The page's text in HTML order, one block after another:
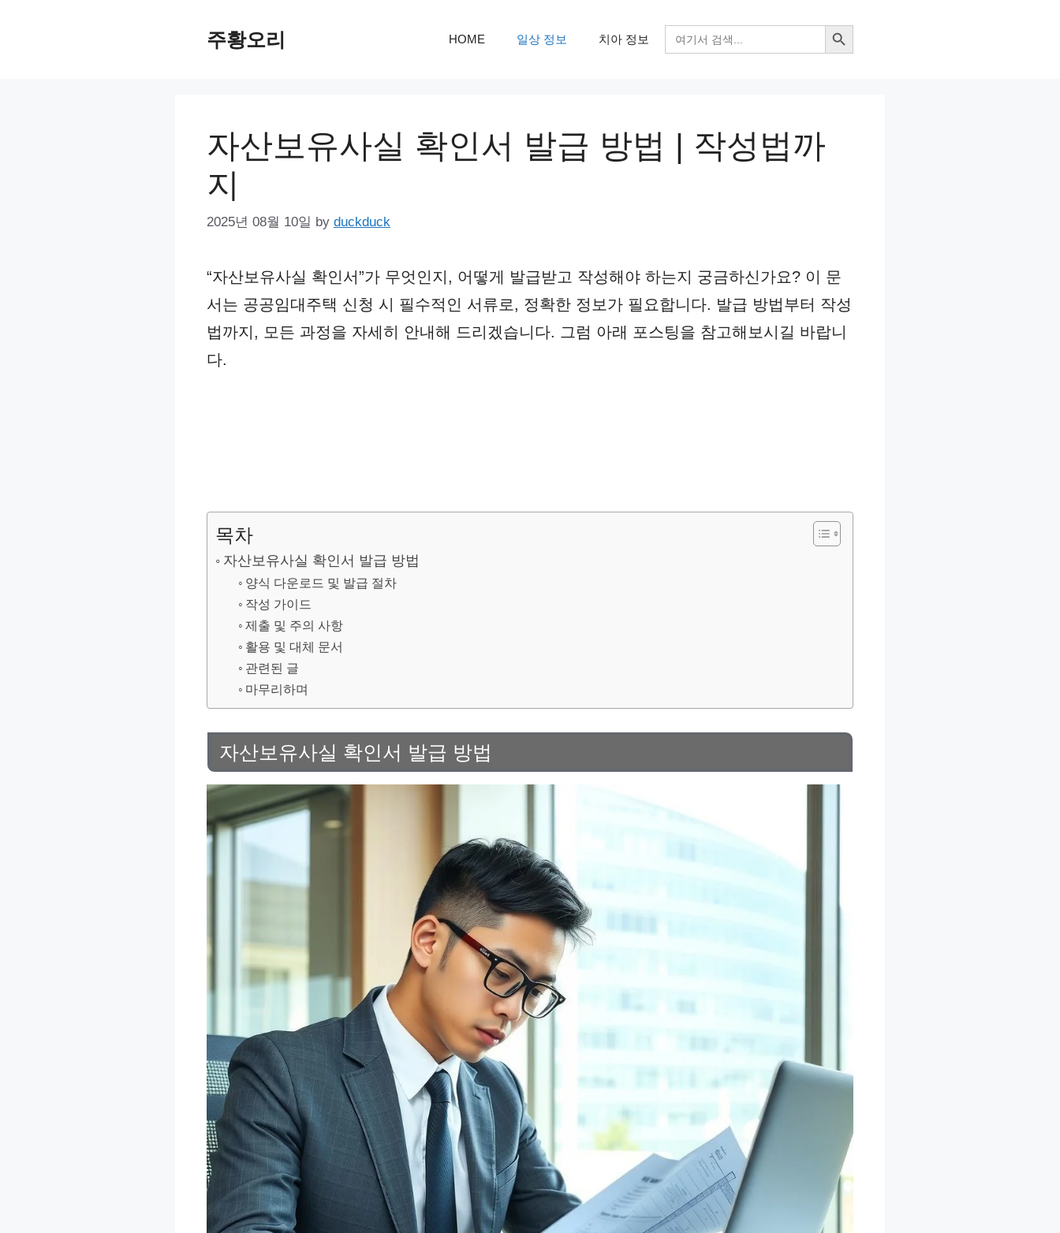
주황오리 HOME 일상 정보 치아 정보
검
색:
검색 버튼
자산보유사실 확인서 발급 방법 | 작성법까
지
2025년 08월 10일 by duckduck
“자산보유사실 확인서”가 무엇인지, 어떻게 발급받고 작성해야 하는지 궁금하신가요? 이 문
서는 공공임대주택 신청 시 필수적인 서류로, 정확한 정보가 필요합니다. 발급 방법부터 작성
법까지, 모든 과정을 자세히 안내해 드리겠습니다. 그럼 아래 포스팅을 참고해보시길 바랍니
다.
목차
자산보유사실 확인서 발급 방법
양식 다운로드 및 발급 절차
작성 가이드
제출 및 주의 사항
활용 및 대체 문서
관련된 글
마무리하며
자산보유사실 확인서 발급 방법